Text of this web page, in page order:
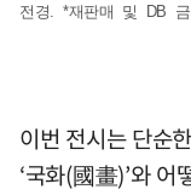
전경. *재판매 및 DB 금
이번 전시는 단순
‘국화(國畫)’와 어